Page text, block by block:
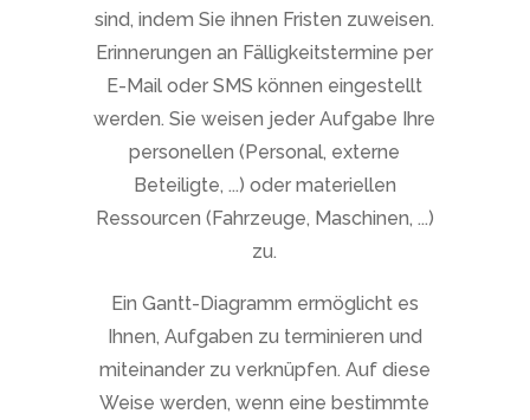
sind, indem Sie ihnen Fristen zuweisen.
Erinnerungen an Fälligkeitstermine per
E-Mail oder SMS können eingestellt
werden. Sie weisen jeder Aufgabe Ihre
personellen (Personal, externe
Beteiligte, ...) oder materiellen
Ressourcen (Fahrzeuge, Maschinen, ...)
zu.
Ein Gantt-Diagramm ermöglicht es
Ihnen, Aufgaben zu terminieren und
miteinander zu verknüpfen. Auf diese
Weise werden, wenn eine bestimmte